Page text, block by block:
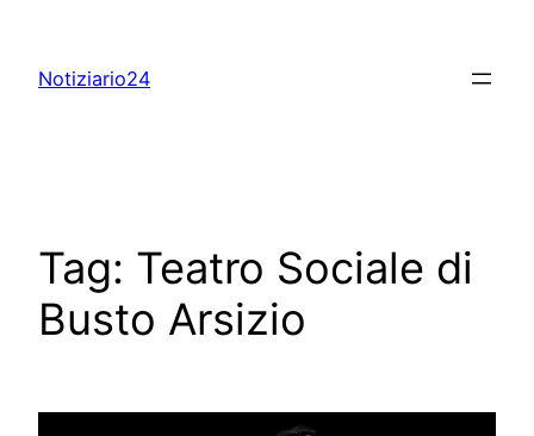
content
Notiziario24
Tag: Teatro Sociale di
Busto Arsizio